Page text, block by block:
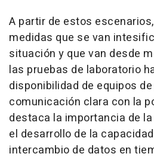
A partir de estos
medidas que se van
situación y que van desde
las pruebas de laboratorio
disponibilidad de equipos
comunicación clara con la
destaca la importancia de
el desarrollo de la
intercambio de datos en